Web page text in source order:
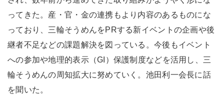
ってきた。産・官・金の連携もより内容のあるものにな
っており、三輪そうめんをPRする新イベントの企画や後
継者不足などの課題解決を図っている。今後もイベント
への参加や地理的表示（GI）保護制度などを活用し、三
輪そうめんの周知拡大に努めていく。池田利一会長に話
を聞いた。